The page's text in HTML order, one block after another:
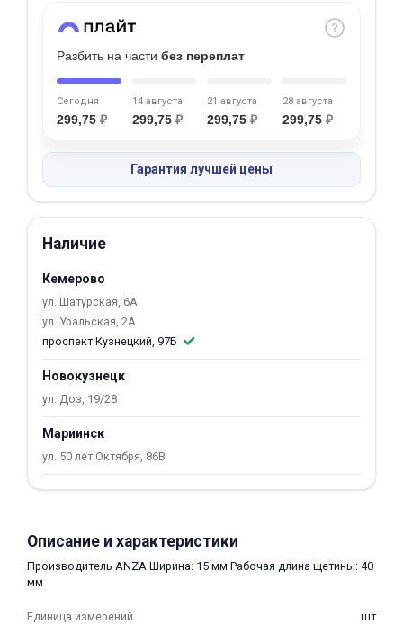
Разбить на части без переплат
Сегодня
299,75 ₽
14 августа
299,75 ₽
21 августа
299,75 ₽
28 августа
299,75 ₽
Гарантия лучшей цены
Наличие
Кемерово
ул. Шатурская, 6А
ул. Уральская, 2А
проспект Кузнецкий, 97Б
Новокузнецк
ул. Доз, 19/28
Мариинск
ул. 50 лет Октября, 86В
Описание и характеристики
Производитель ANZA Ширина: 15 мм Рабочая длина щетины: 40
мм
Единица измерений шт
Подробнее
раз в 2
недели
Остались вопросы?
8 800 302-02-51